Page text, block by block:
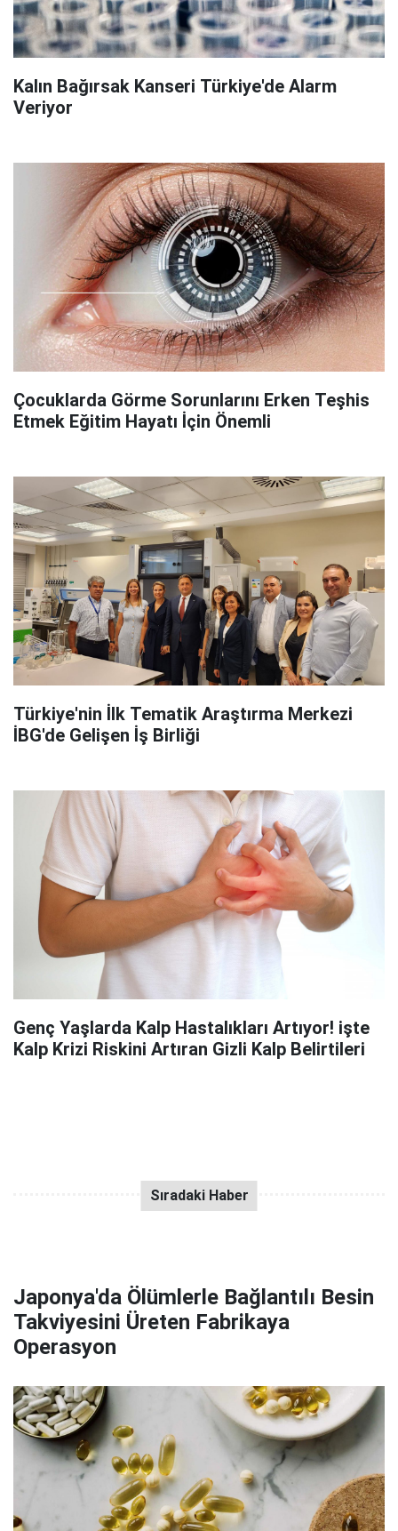
Kalın Bağırsak Kanseri Türkiye'de Alarm
Veriyor
Çocuklarda Görme Sorunlarını Erken Teşhis
Etmek Eğitim Hayatı İçin Önemli
Türkiye'nin İlk Tematik Araştırma Merkezi
İBG'de Gelişen İş Birliği
Genç Yaşlarda Kalp Hastalıkları Artıyor! işte
Kalp Krizi Riskini Artıran Gizli Kalp Belirtileri
Japonya'da Ölümlerle Bağlantılı Besin
Takviyesini Üreten Fabrikaya
Operasyon